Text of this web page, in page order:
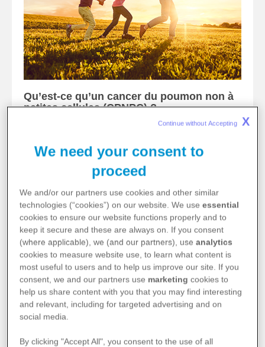
Qu’est-ce qu’un cancer du poumon non à
petites cellules (CPNPC) ?
Le cancer du poumon non à petites cellules
répandue. Son type et ses facteurs de risques
peuvent varier.
Lire l'article
We need your consent to
proceed
We and/or our partners use cookies and other similar
technologies (“cookies”) on our website. We useessential
cookies to ensure our website functions properly and to
keep it secure and these are always on. If you consent
(where applicable), we (and our partners), useanalytics
cookies to measure website use, to learn what content is
most useful to users and to help us improve our site. If you
consent, we and our partners use marketing cookies to
help us share content with you that you may find interesting
and relevant, including for targeted advertising and on
social media.
By clicking "Accept All", you consent to the use of all
Continue without Accepting X